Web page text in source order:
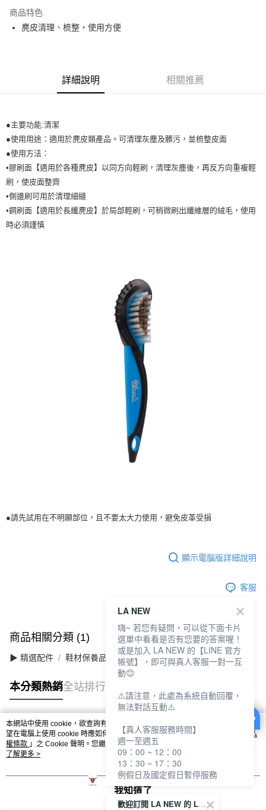
悠遊付
運送方式
宅配
每筆NT$80，滿NT$990(含以上)免運費
付款後門市自取
每筆NT$80，滿NT$699(含以上)免運費
商品特色
麂皮清理、梳整，使用方便
詳細說明 相關推薦
●主要功能:清潔
●使用用途：適用於麂皮類產品。可清理灰塵及髒污，並梳整皮面
●使用方法：
•膠刷面【適用於各種麂皮】以同方向輕刷，清理灰塵後，再反方向重複輕
刷，使皮面整齊
•側邊刷可用於清理細縫
•鋼刷面【適用於長纖麂皮】於局部輕刷，可稍微刷出纖維層的絨毛，使用
時必須謹慎
●請先試用在不明顯部位，且不要太大力使用，避免皮革受損
顯示電腦版詳細說明
客服
商品相關分類 (1)
▶ 精選配件 鞋材保養品
本分類熱銷全站排行
熱門標籤
本網站中使用 cookie，欲查詢有關本網站使用 cookie 方式之詳情，及若您不希
望在電腦上使用 cookie 時應如何變更電腦的 cookie 設定，請參閱本網站「
隱私
權條款 」之 Cookie 聲明。您繼續使用本網站即表示您同意本公司得按本網站使
用條款之 Cookie 聲明使用 cookie。
了解更多 >
我知道了
歡迎訂閱 LA NEW 的 LINE 官方帳號
LA NEW
嗨~ 若您有疑問，可以從下面卡片
選單中看看是否有您要的答案喔！
或是加入 LA NEW 的【LINE 官方
帳號】，即可與真人客服一對一互
動😊
⚠️請注意，此處為系統自動回覆，
無法對話互動⚠️
【真人客服服務時間】
週一至週五
09：00 ~ 12：00
13：30 ~ 17：30
例假日及國定假日暫停服務